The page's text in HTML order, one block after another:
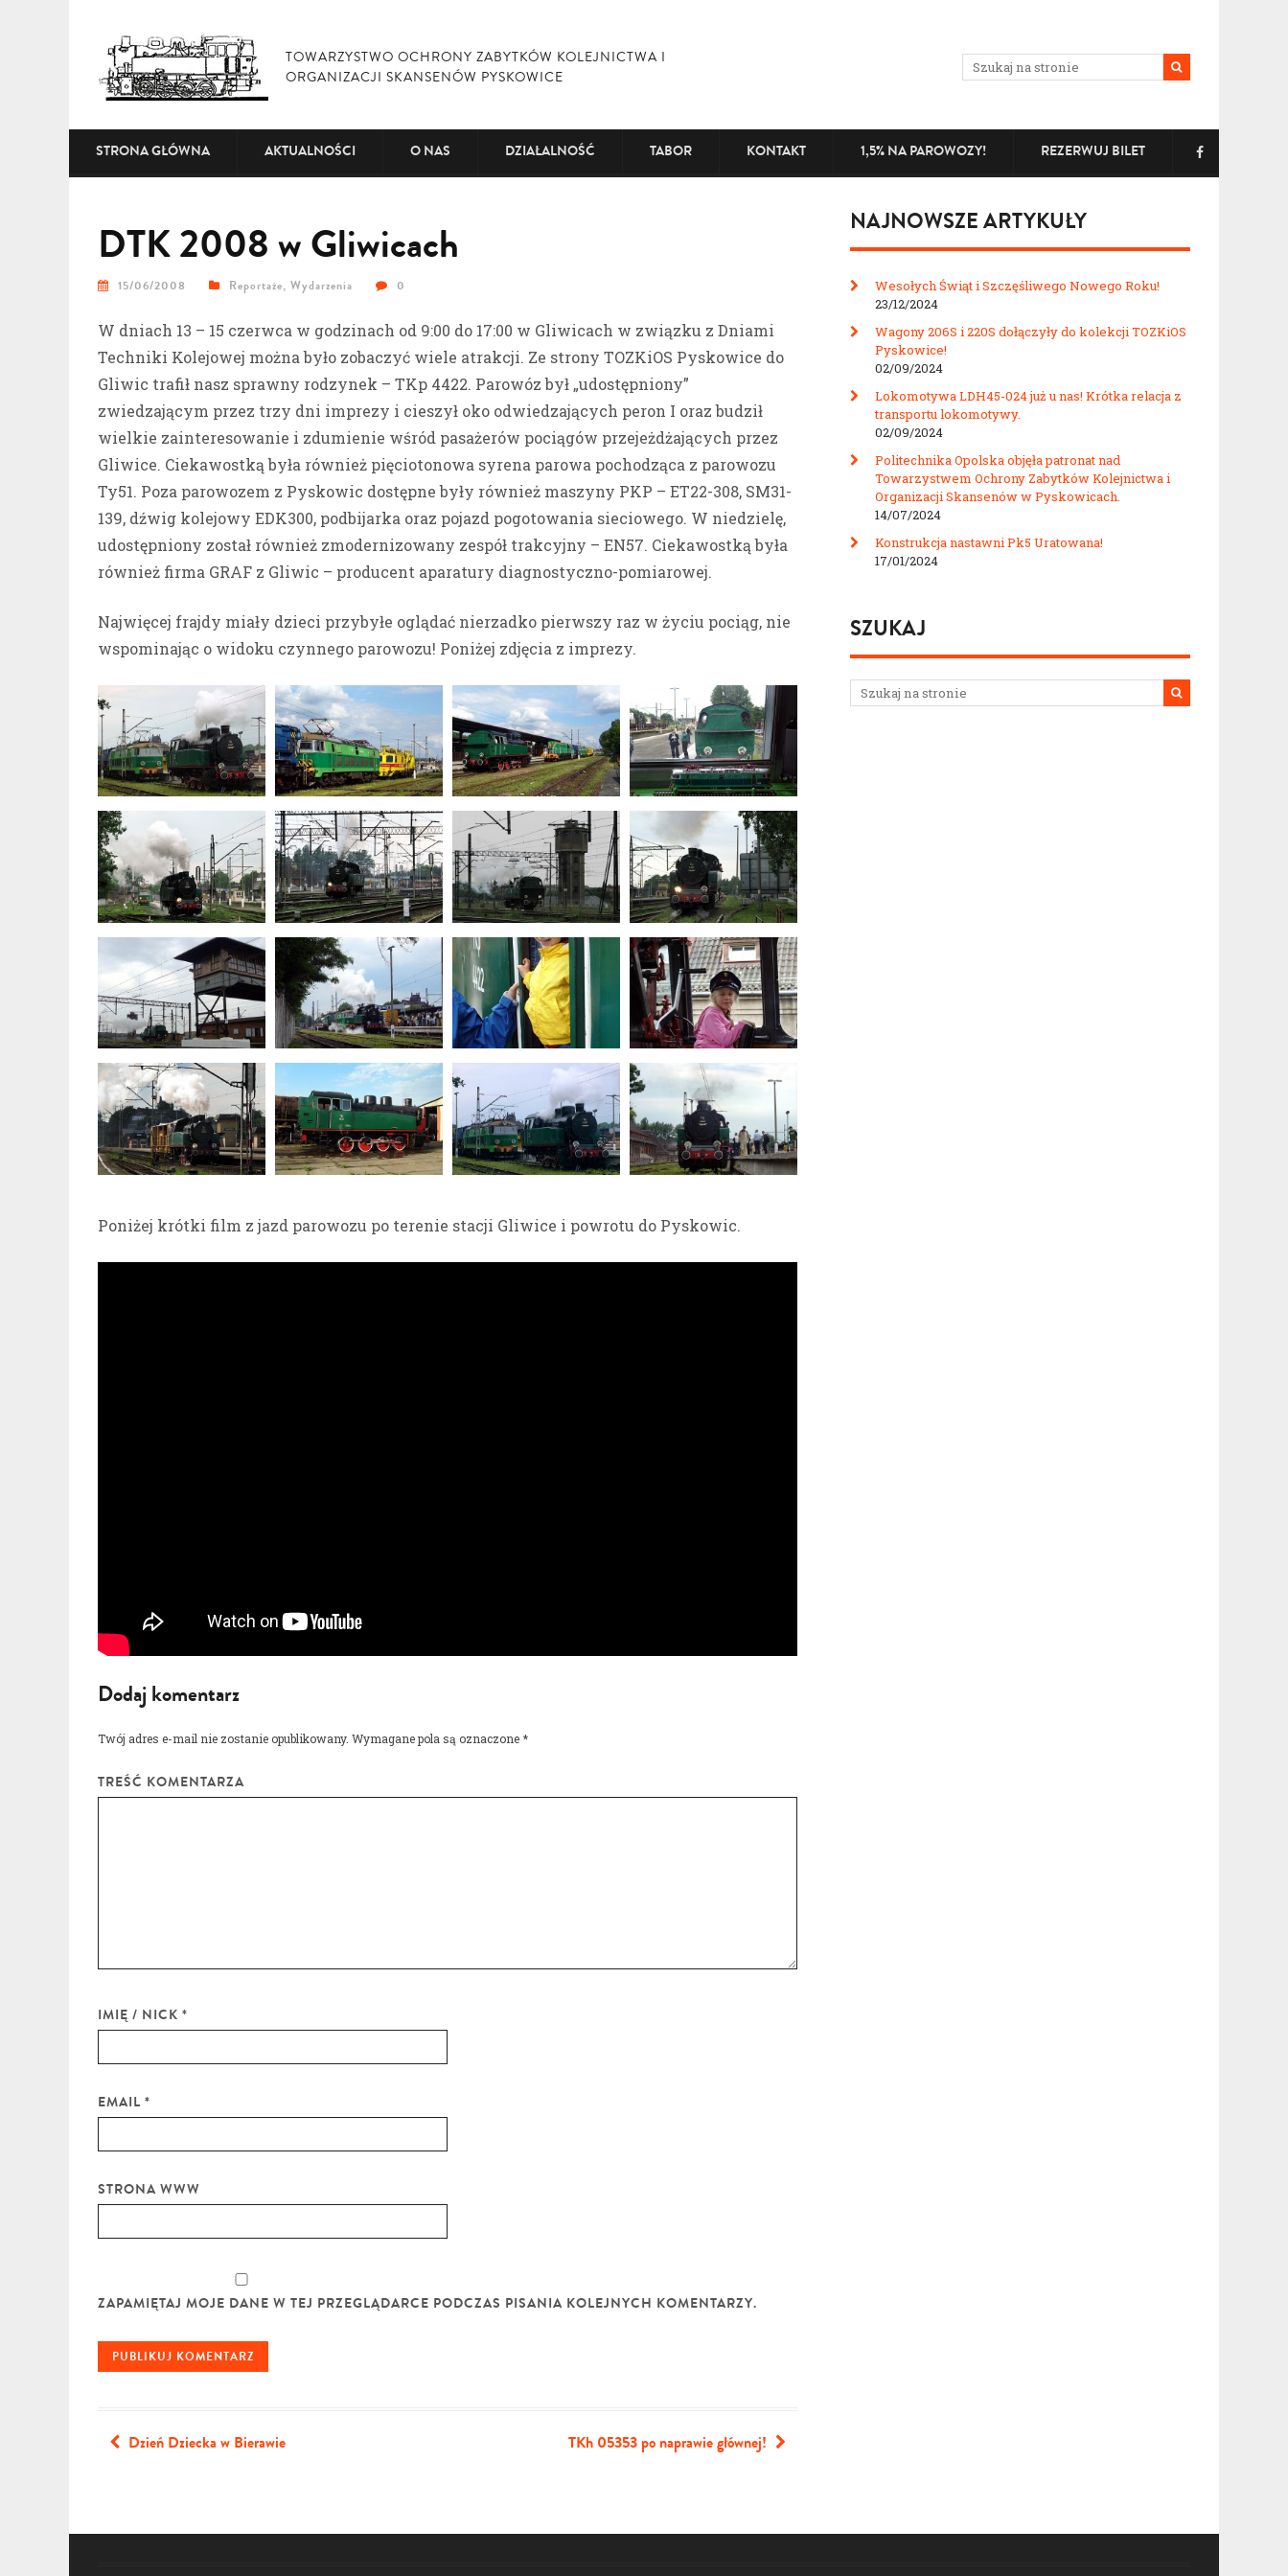
TOWARZYSTWO OCHRONY ZABYTKÓW KOLEJNICTWA I
ORGANIZACJI SKANSENÓW PYSKOWICE
STRONA GŁÓWNA AKTUALNOŚCI O NAS DZIAŁALNOŚĆ TABOR KONTAKT 1,5% NA PAROWOZY! REZERWUJ BILET
DTK 2008 w Gliwicach
15/06/2008 Reportaże, Wydarzenia 0
W dniach 13 – 15 czerwca w godzinach od 9:00 do 17:00 w Gliwicach w związku z Dniami
Techniki Kolejowej można było zobaczyć wiele atrakcji. Ze strony TOZKiOS Pyskowice do
Gliwic trafił nasz sprawny rodzynek – TKp 4422. Parowóz był „udostępniony”
zwiedzającym przez trzy dni imprezy i cieszył oko odwiedzających peron I oraz budził
wielkie zainteresowanie i zdumienie wśród pasażerów pociągów przejeżdżających przez
Gliwice. Ciekawostką była również pięciotonowa syrena parowa pochodząca z parowozu
Ty51. Poza parowozem z Pyskowic dostępne były również maszyny PKP – ET22-308, SM31-
139, dźwig kolejowy EDK300, podbijarka oraz pojazd pogotowania sieciowego. W niedzielę,
udostępniony został również zmodernizowany zespół trakcyjny – EN57. Ciekawostką była
również firma GRAF z Gliwic – producent aparatury diagnostyczno-pomiarowej.
Najwięcej frajdy miały dzieci przybyłe oglądać nierzadko pierwszy raz w życiu pociąg, nie
wspominając o widoku czynnego parowozu! Poniżej zdjęcia z imprezy.
Poniżej krótki film z jazd parowozu po terenie stacji Gliwice i powrotu do Pyskowic.
Dodaj komentarz
Twój adres e-mail nie zostanie opublikowany. Wymagane pola są oznaczone *
TREŚĆ KOMENTARZA
IMIĘ / NICK *
EMAIL *
STRONA WWW
ZAPAMIĘTAJ MOJE DANE W TEJ PRZEGLĄDARCE PODCZAS PISANIA KOLEJNYCH KOMENTARZY.
Dzień Dziecka w Bierawie TKh 05353 po naprawie głównej!
NAJNOWSZE ARTYKUŁY
Wesołych Świąt i Szczęśliwego Nowego Roku!
23/12/2024
Wagony 206S i 220S dołączyły do kolekcji TOZKiOS
Pyskowice!
02/09/2024
Lokomotywa LDH45-024 już u nas! Krótka relacja z
transportu lokomotywy.
02/09/2024
Politechnika Opolska objęła patronat nad
Towarzystwem Ochrony Zabytków Kolejnictwa i
Organizacji Skansenów w Pyskowicach.
14/07/2024
Konstrukcja nastawni Pk5 Uratowana!
17/01/2024
SZUKAJ